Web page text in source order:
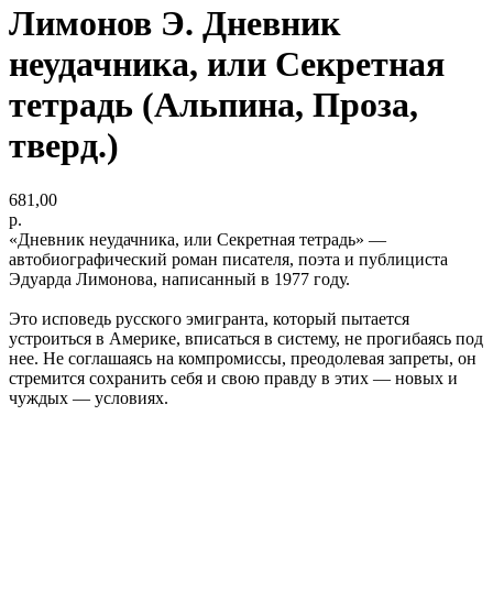
Лимонов Э. Дневник
неудачника, или Секретная
тетрадь (Альпина, Проза,
тверд.)
681,00
р.
«Дневник неудачника, или Секретная тетрадь» —
автобиографический роман писателя, поэта и публициста
Эдуарда Лимонова, написанный в 1977 году.
Это исповедь русского эмигранта, который пытается
устроиться в Америке, вписаться в систему, не прогибаясь под
нее. Не соглашаясь на компромиссы, преодолевая запреты, он
стремится сохранить себя и свою правду в этих — новых и
чуждых — условиях.